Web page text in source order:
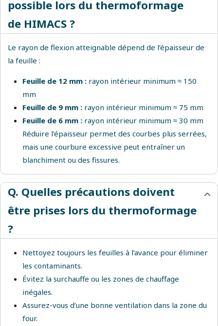
possible lors du thermoformage
de HIMACS ?
Le rayon de flexion atteignable dépend de l’épaisseur de
la feuille :
Feuille de 12 mm : rayon intérieur minimum ≈ 150
mm
Feuille de 9 mm : rayon intérieur minimum ≈ 75 mm
Feuille de 6 mm : rayon intérieur minimum ≈ 30 mm
Réduire l’épaisseur permet des courbes plus serrées,
mais une courbure excessive peut entraîner un
blanchiment ou des fissures.
Q. Quelles précautions doivent
être prises lors du thermoformage
?
Nettoyez toujours les feuilles à l’avance pour éliminer
les contaminants.
Évitez la surchauffe ou les zones de chauffage
inégales.
Assurez-vous d’une bonne ventilation dans la zone du
four.